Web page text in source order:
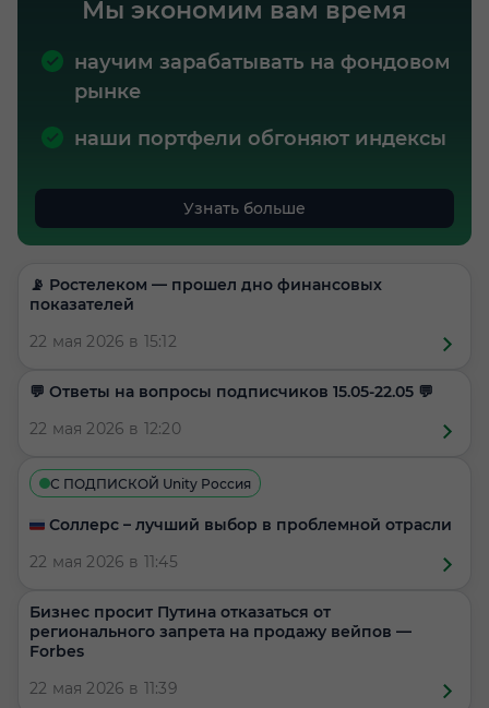
Мы экономим вам время
научим зарабатывать на фондовом
рынке
наши портфели обгоняют индексы
Узнать больше
📡 Ростелеком — прошел дно финансовых
показателей
22 мая 2026 в 15:12
​​💬 Ответы на вопросы подписчиков 15.05-22.05 💬
22 мая 2026 в 12:20
С ПОДПИСКОЙ Unity Россия
🇷🇺 Соллерс – лучший выбор в проблемной отрасли
22 мая 2026 в 11:45
Бизнес просит Путина отказаться от
регионального запрета на продажу вейпов —
Forbes
22 мая 2026 в 11:39